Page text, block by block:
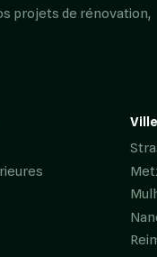
projets de rénovation,